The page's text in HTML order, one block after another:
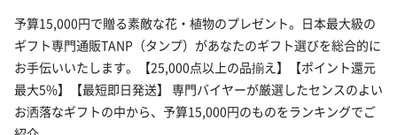
予算15,000円で贈る素敵な花・植物のプレゼント。日本最大級の
ギフト専門通販TANP（タンプ）があなたのギフト選びを総合的に
お手伝いいたします。【25,000点以上の品揃え】【ポイント還元
最大5%】【最短即日発送】 専門バイヤーが厳選したセンスのよい
お洒落なギフトの中から、予算15,000円のものをランキングでご